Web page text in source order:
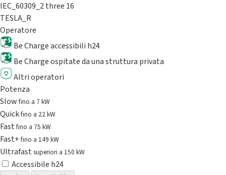
IEC_60309_2 three 16
TESLA_R
Operatore
Be Charge accessibili h24
Be Charge ospitate da una struttura privata
Altri operatori
Potenza
Slowfino a 7 kW
Quickfino a 22 kW
Fastfino a 75 kW
Fast+fino a 149 kW
Ultrafast superiori a 150 kW
Accessibile h24